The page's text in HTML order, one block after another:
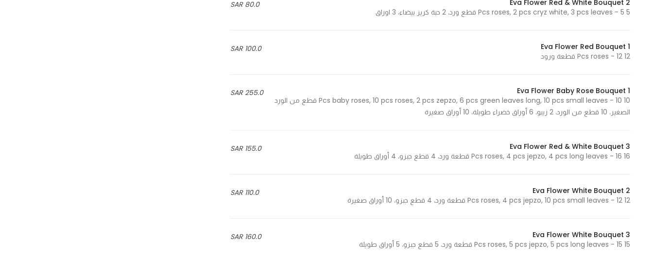
80.0 SAR
Eva Flower Red & White Bouquet 2
5 Pcs roses, 2 pcs cryz white, 3 pcs leaves - 5 قطع ورد، 2 حبة كريز بيضاء، 3 اوراق
100.0 SAR
Eva Flower Red Bouquet 1
12 Pcs roses - 12 قطعة ورود
255.0 SAR
Eva Flower Baby Rose Bouquet 1
10 Pcs baby roses, 10 pcs roses, 2 pcs zepzo, 6 pcs green leaves long, 10 pcs small leaves - 10 قطع من الورد
الصغير، 10 قطع من الورد، 2 زيبو، 6 أوراق خضراء طويلة، 10 أوراق صغيرة
155.0 SAR
Eva Flower Red & White Bouquet 3
16 Pcs roses, 4 pcs jepzo, 4 pcs long leaves - 16 قطعة ورد، 4 قطع جبزو، 4 أوراق طويلة
110.0 SAR
Eva Flower White Bouquet 2
12 Pcs roses, 4 pcs jepzo, 10 pcs small leaves - 12 قطعة ورد، 4 قطع جبزو، 10 أوراق صغيرة
160.0 SAR
Eva Flower White Bouquet 3
15 Pcs roses, 5 pcs jepzo, 5 pcs long leaves - 15 قطعة ورد، 5 قطع جبزو، 5 أوراق طويلة
structure,
website is
used.
Experience
In order for
our website
possible
refuse
these
functionality